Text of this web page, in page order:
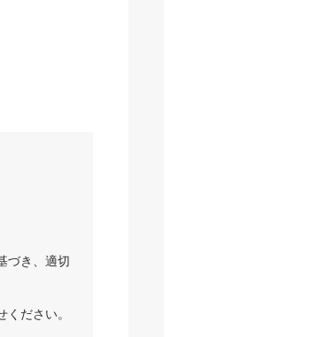
づき、適切
ください。